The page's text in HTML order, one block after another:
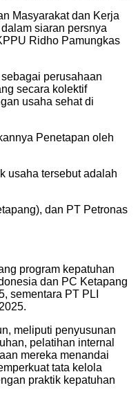
Masyarakat dan Kerja
siaran persnya
Ridho Pamungkas
perusahaan
secara kolektif
usaha sehat di
Penetapan oleh
usaha tersebut adalah
dan PT Petronas
program kepatuhan
dan PC Ketapang
sementara PT PLI
meliputi penyusunan
pelatihan internal
mereka menandai
tata kelola
praktik kepatuhan